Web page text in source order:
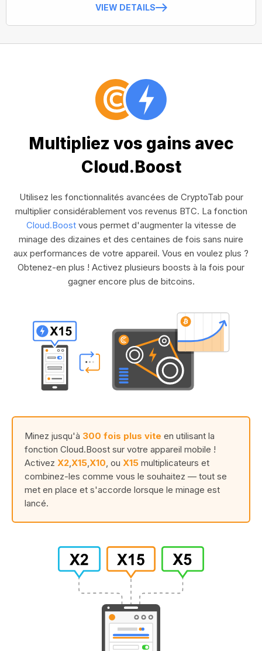
VIEW DETAILS
Multipliez vos gains avec
Cloud.Boost
Utilisez les fonctionnalités avancées de CryptoTab pour
multiplier considérablement vos revenus BTC. La fonction
Cloud.Boostvous permet d'augmenter la vitesse de
minage des dizaines et des centaines de fois sans nuire
aux performances de votre appareil. Vous en voulez plus ?
Obtenez-en plus ! Activez plusieurs boosts à la fois pour
gagner encore plus de bitcoins.
Minez jusqu'à 300 fois plus vite en utilisant la
fonction Cloud.Boost sur votre appareil mobile !
Activez X2 X15 X10 , ou X15 multiplicateurs et
combinez-les comme vous le souhaitez — tout se
met en place et s'accorde lorsque le minage est
lancé.